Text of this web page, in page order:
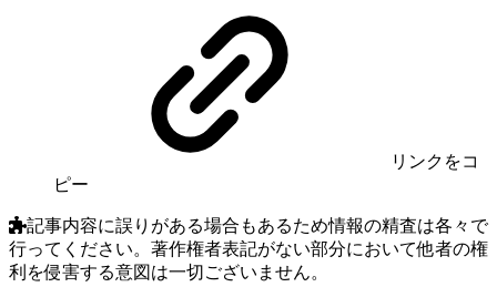
リンク をコ
ピー
記事内容に誤りがある場合もあるため情報の精査は各々で
行ってください。著作権者表記がない部分において他者の権
利を侵害する意図は一切ございません。